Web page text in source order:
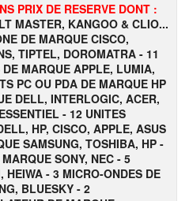
PRIX DE RESERVE DONT :
MASTER, KANGOO & CLIO...
DE MARQUE CISCO,
TIPTEL, DOROMATRA - 11
MARQUE APPLE, LUMIA,
PC OU PDA DE MARQUE HP
DELL, INTERLOGIC, ACER,
- 12 UNITES
HP, CISCO, APPLE, ASUS
SAMSUNG, TOSHIBA, HP -
SONY, NEC - 5
HEIWA - 3 MICRO-ONDES DE
BLUESKY - 2